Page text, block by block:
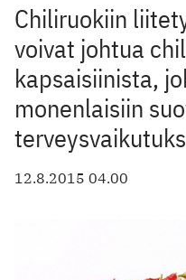
Chiliruokiin
voivat johtua
kapsaisiinista,
monenlaisiin
12.8.2015 04.00